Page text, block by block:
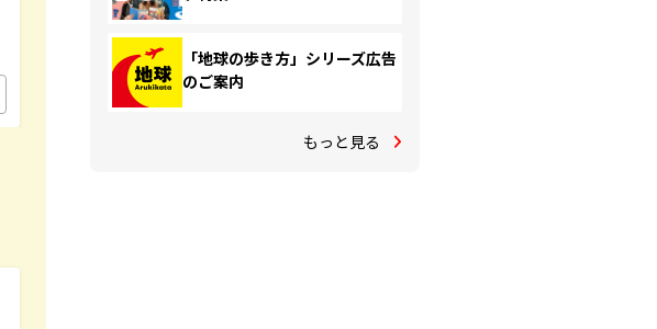
「地球の歩き方」シリーズ広告
のご案内
もっと見る